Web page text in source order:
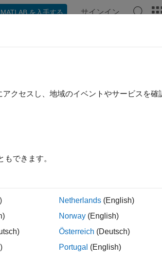
MATLAB を入手する サインイン
した時間範囲とオーバーラップするかどう
, の行時間の範囲が
以外の場合は 0(false ) を返します。
クセスし、地域のイベントやサービスを
できます。
Netherlands (English)
Norway (English)
Österreich (Deutsch)
Portugal (English)